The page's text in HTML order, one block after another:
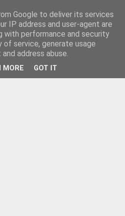
Google to deliver its services
IP address and user-agent are
with performance and security
service, generate usage
address abuse.
MORE GOT IT